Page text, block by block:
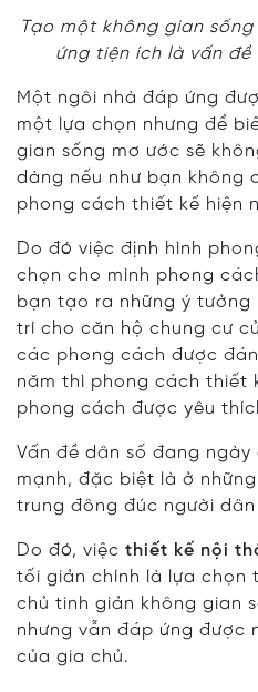
Tạo một không gian
ứng tiện ích là vấn
Một ngôi nhà đáp ứng
một lựa chọn nhưng để
gian sống mơ ước sẽ
dàng nếu như bạn không
phong cách thiết kế hiện
Do đó việc định hình
chọn cho mình phong
bạn tạo ra những ý
trí cho căn hộ chung cư
các phong cách được
năm thì phong cách thiết
phong cách được yêu
Vấn đề dân số đang
mạnh, đặc biệt là ở
trung đông đúc người
Do đó, việc thiết kế nội
tối giản chính là lựa chọn
chủ tinh giản không gian
nhưng vẫn đáp ứng được
của gia chủ.